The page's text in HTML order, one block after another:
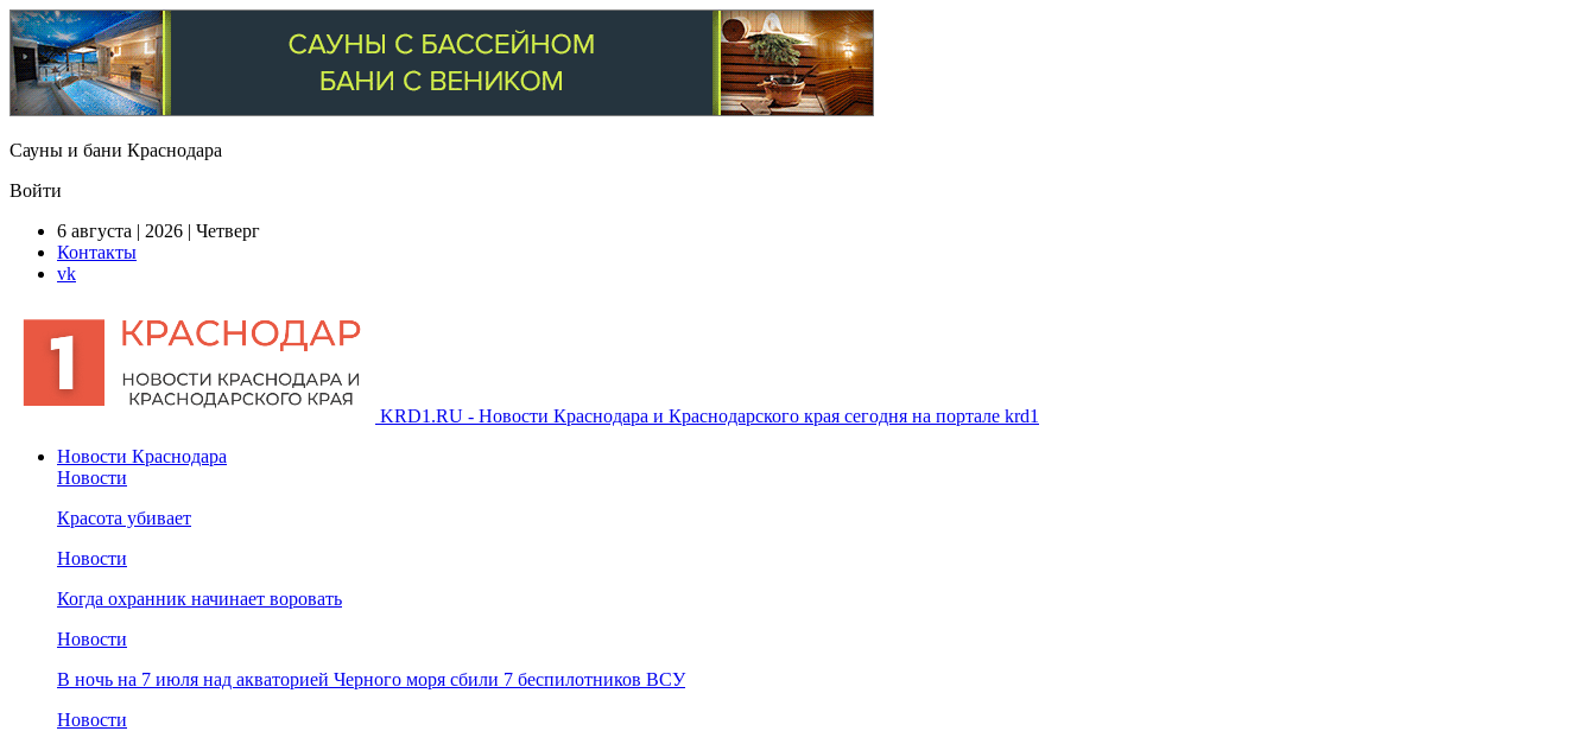
Сауны и бани Краснодара
Войти
6 августа | 2026 | Четверг
Контакты
vk
KRD1.RU - Новости Краснодара и Краснодарского края сегодня на портале krd1
Новости Краснодара
Новости
Красота убивает
Новости
Когда охранник начинает воровать
Новости
В ночь на 7 июля над акваторией Черного моря сбили 7 беспилотников ВСУ
Новости